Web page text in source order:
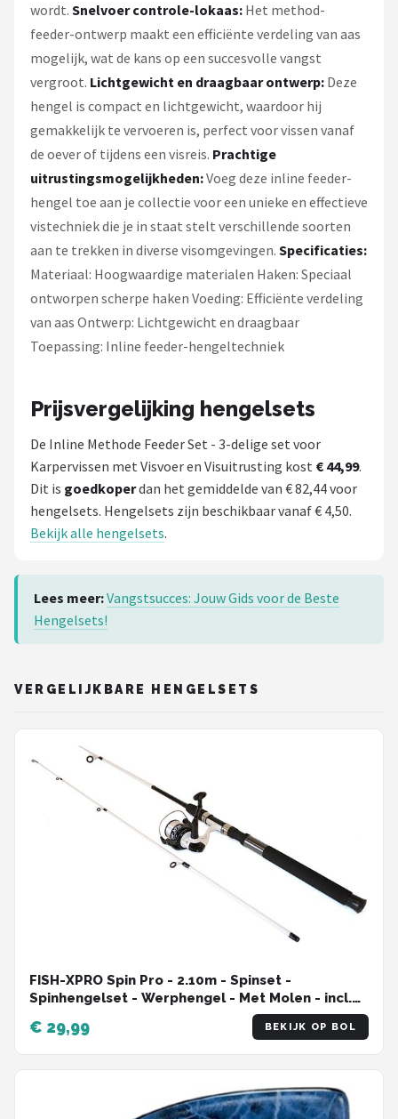
wordt. Snelvoer controle-lokaas: Het method-
feeder-ontwerp maakt een efficiënte verdeling van aas
mogelijk, wat de kans op een succesvolle vangst
vergroot. Lichtgewicht en draagbaar ontwerp: Deze
hengel is compact en lichtgewicht, waardoor hij
gemakkelijk te vervoeren is, perfect voor vissen vanaf
de oever of tijdens een visreis. Prachtige
uitrustingsmogelijkheden:Voeg deze inline feeder-
hengel toe aan je collectie voor een unieke en effectieve
vistechniek die je in staat stelt verschillende soorten
aan te trekken in diverse visomgevingen. Specificaties:
Materiaal: Hoogwaardige materialen Haken: Speciaal
ontworpen scherpe haken Voeding: Efficiënte verdeling
van aas Ontwerp: Lichtgewicht en draagbaar
Toepassing: Inline feeder-hengeltechniek
Prijsvergelijking hengelsets
De Inline Methode Feeder Set - 3-delige set voor
Karpervissen met Visvoer en Visuitrusting kost € 44,99.
Dit is goedkoperdan het gemiddelde van € 82,44 voor
hengelsets. Hengelsets zijn beschikbaar vanaf € 4,50.
Bekijk alle hengelsets.
Lees meer:Vangstsucces: Jouw Gids voor de Beste
Hengelsets!
VERGELIJKBARE HENGELSETS
FISH-XPRO Spin Pro - 2.10m - Spinset -
Spinhengelset - Werphengel - Met Molen - incl.
€ 29,99 BEKIJK OP BOL